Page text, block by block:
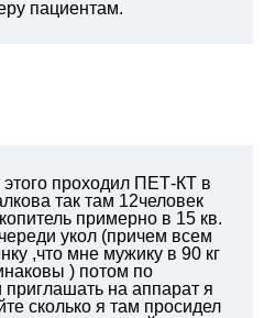
пациентам.
проходил ПЕТ-КТ в
так там 12человек
примерно в 15 кв.
укол (причем всем
,что мне мужику в 90 кг
) потом по
приглашать на аппарат я
сколько я там просидел